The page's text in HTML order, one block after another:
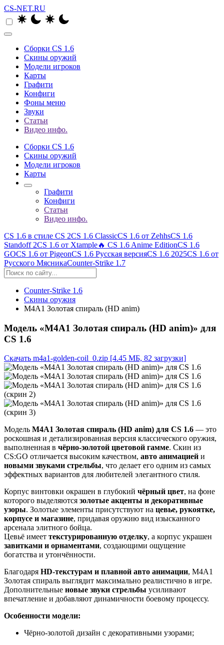
CS-NET.RU
Сборки CS 1.6
Скины оружий
Модели игроков
Карты
Графити
Конфиги
Фоны меню
Звуки
Статьи
Видео инфо.
Сборки CS 1.6
Скины оружий
Модели игроков
Карты
Графити
Конфиги
Статьи
Видео инфо.
CS 1.6 в стиле CS 2CS 1.6 ClassicCS 1.6 от ZehhsCS 1.6
Standoff 2CS 1.6 от Xtample🔥 CS 1.6 Anime EditionCS 1.6
GOCS 1.6 от PigeonCS 1.6 Русская версияCS 1.6 2025CS 1.6 от
Русского МясникаCounter-Strike 1.7
Counter-Strike 1.6
Скины оружия
М4А1 Золотая спираль (HD anim)
Модель «М4А1 Золотая спираль (HD anim)» для
CS 1.6
Скачать m4a1-golden-coil_0.zip [4.45 МБ, 82 загрузки]
Модель M4A1 Золотая спираль (HD anim) для CS 1.6 — это
роскошная и детализированная версия классического оружия,
выполненная в чёрно-золотой цветовой гамме. Скин из
CS:GO отличается высоким качеством, авто анимацией и
новыми звуками стрельбы, что делает его одним из самых
эффектных вариантов для любителей элегантного стиля.
Корпус винтовки окрашен в глубокий чёрный цвет, на фоне
которого выделяются золотые акценты и декоративные
узоры. Золотые элементы присутствуют на цевье, рукоятке,
корпусе и магазине, придавая оружию вид изысканного
арсенала элитного бойца.
Цевьё имеет текстурированную отделку, а корпус украшен
завитками и орнаментами, создающими ощущение
богатства и утончённости.
Благодаря HD-текстурам и плавной авто анимации, M4A1
Золотая спираль выглядит максимально реалистично в игре.
Дополнительные новые звуки стрельбы усиливают
впечатление и добавляют динамичности боевому процессу.
Особенности модели:
Чёрно-золотой дизайн с декоративными узорами;